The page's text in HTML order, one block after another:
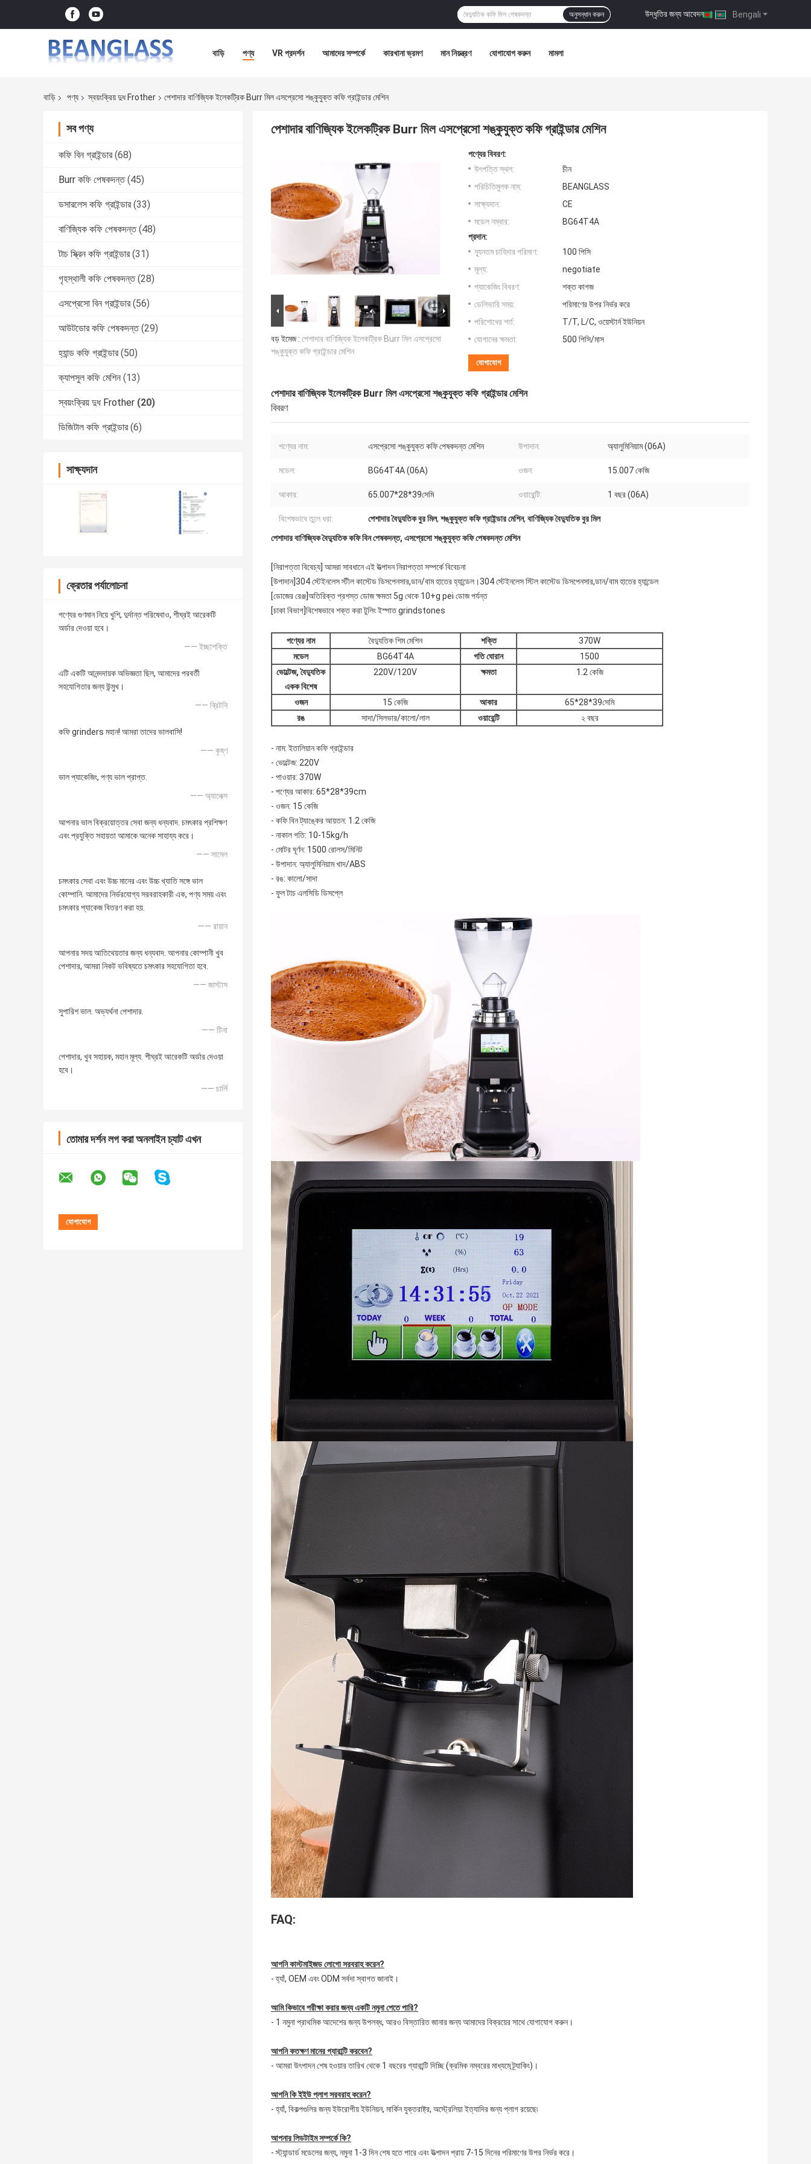
Bengali
উদ্ধৃতির জন্য আবেদন |
অনুসন্ধান করুন
বাড়ি পণ্য VR প্রদর্শন আমাদের সম্পর্কে কারখানা ভ্রমণ মান নিয়ন্ত্রণ যোগাযোগ করুন মামলা
বাড়ি পণ্য স্বয়ংক্রিয় দুধ Frother পেশাদার বাণিজ্যিক ইলেকট্রিক Burr মিল এসপ্রেসো শঙ্কুযুক্ত কফি গ্রাইন্ডার মেশিন
সব পণ্য
কফি বিন গ্রাইন্ডার (68)
Burr কফি পেষকদন্ত (45)
ডসারলেস কফি গ্রাইন্ডার (33)
বাণিজ্যিক কফি পেষকদন্ত (48)
টাচ স্ক্রিন কফি গ্রাইন্ডার (31)
গৃহস্থালী কফি পেষকদন্ত (28)
এসপ্রেসো বিন গ্রাইন্ডার (56)
আউটডোর কফি পেষকদন্ত (29)
হ্যান্ড কফি গ্রাইন্ডার (50)
ক্যাপসুল কফি মেশিন (13)
স্বয়ংক্রিয় দুধ Frother (20)
ডিজিটাল কফি গ্রাইন্ডার (6)
সাক্ষ্যদান
ক্রেতার পর্যালোচনা
পণ্যের গুণমান নিয়ে খুশি, দুর্দান্ত পরিষেবাও, শীঘ্রই আরেকটি
অর্ডার দেওয়া হবে।
—— ইচ্ছাশক্তি
এটি একটি আনন্দদায়ক অভিজ্ঞতা ছিল, আমাদের পরবর্তী
সহযোগিতার জন্য উন্মুখ।
—— ব্রিটনি
কফি grinders মহান! আমরা তাদের ভালবাসি!
—— কৃষ্ণ
ভাল প্যাকেজিং, পণ্য ভাল প্রাপ্ত.
—— অ্যালেক্স
আপনার ভাল বিক্রয়োত্তর সেবা জন্য ধন্যবাদ. চমৎকার প্রশিক্ষণ
এবং প্রযুক্তি সহায়তা আমাকে অনেক সাহায্য করে।
—— সামেল
চমৎকার সেবা এবং উচ্চ মানের এবং উচ্চ খ্যাতি সঙ্গে ভাল
কোম্পানি. আমাদের নির্ভরযোগ্য সরবরাহকারী এক, পণ্য সময় এবং
চমৎকার প্যাকেজ বিতরণ করা হয়.
—— রায়ান
আপনার সদয় আতিথেয়তার জন্য ধন্যবাদ. আপনার কোম্পানী খুব
পেশাদার, আমরা নিকট ভবিষ্যতে চমৎকার সহযোগিতা হবে.
—— জাস্টাস
সুপারিশ ভাল. অভ্যর্থনা পেশাদার.
—— টিনা
পেশাদার, খুব সহায়ক, মহান মূল্য. শীঘ্রই আরেকটি অর্ডার দেওয়া
হবে।
—— চার্লি
তোমার দর্শন লগ করা অনলাইন চ্যাট এখন
পেশাদার বাণিজ্যিক ইলেকট্রিক Burr মিল এসপ্রেসো শঙ্কুযুক্ত কফি গ্রাইন্ডার মেশিন
বড় ইমেজ : পেশাদার বাণিজ্যিক ইলেকট্রিক Burr মিল এসপ্রেসো
শঙ্কুযুক্ত কফি গ্রাইন্ডার মেশিন
পণ্যের বিবরণ:
উৎপত্তি স্থল:
চীন
পরিচিতিমুলক নাম:
BEANGLASS
সাক্ষ্যদান:
CE
মডেল নম্বার:
BG64T4A
প্রদান:
ন্যূনতম চাহিদার পরিমাণ:
100 পিসি
মূল্য:
negotiate
প্যাকেজিং বিবরণ:
শক্ত কাগজ
ডেলিভারি সময়:
পরিমাণের উপর নির্ভর করে
পরিশোধের শর্ত:
T/T, L/C, ওয়েস্টার্ন ইউনিয়ন
যোগানের ক্ষমতা:
500 পিসি/মাস
যোগাযোগ
পেশাদার বাণিজ্যিক ইলেকট্রিক Burr মিল এসপ্রেসো শঙ্কুযুক্ত কফি গ্রাইন্ডার মেশিন
বিবরণ
পণ্যের নাম: এসপ্রেসো শঙ্কুযুক্ত কফি পেষকদন্ত মেশিন উপাদান: অ্যালুমিনিয়াম (06A)
মডেল: BG64T4A (06A) ওজন: 15.007 কেজি
আকার: 65.007*28*39সেমি ওয়ারেন্টি: 1 বছর (06A)
বিশেষভাবে তুলে ধরা: পেশাদার বৈদ্যুতিক বুর মিল, শঙ্কুযুক্ত কফি গ্রাইন্ডার মেশিন, বাণিজ্যিক বৈদ্যুতিক বুর মিল
পেশাদার বাণিজ্যিক বৈদ্যুতিক কফি বিন পেষকদন্ত, এসপ্রেসো শঙ্কুযুক্ত কফি পেষকদন্ত মেশিন
[নিরাপত্তা বিবেচ্য] আমরা সাবধানে এই উত্পাদন নিরাপত্তা সম্পর্কে বিবেচনা
[উপাদান]304 স্টেইনলেস স্টীল কাস্টেড ডিসপেনসার,ডান/বাম হাতের হ্যান্ডেল।304 স্টেইনলেস স্টিল কাস্টেড ডিসপেনসার,ডান/বাম হাতের হ্যান্ডেল
[ডোজের রেঞ্জ]অতিরিক্ত প্রশস্ত ডোজ ক্ষমতা 5g থেকে 10+g pei ডোজ পর্যন্ত
[চাকা বিভাগ]বিশেষভাবে শক্ত করা টুলিং ইস্পাত grindstones
পণ্যের নাম বৈদ্যুতিক শিম মেশিন শক্তি
370W
মডেল
BG64T4A গতি ঘোরান
1500
ভোল্টেজ, বৈদ্যুতিক
একক বিশেষ
220V/120V ক্ষমতা 1.2 কেজি
ওজন 15 কেজি আকার
65*28*39সেমি
রঙ
সাদা/সিলভার/কালো/লাল ওয়ারেন্টি ২ বছর
- নাম: ইতালিয়ান কফি গ্রাইন্ডার
- ভোল্টেজ: 220V
- পাওয়ার: 370W
- পণ্যের আকার: 65*28*39cm
- ওজন: 15 কেজি
- কফি বিন ট্যাঙ্কের আয়তন: 1.2 কেজি
- নাকাল গতি: 10-15kg/h
- মোটর ঘূর্ণন: 1500 রোলস/মিনিট
- উপাদান: অ্যালুমিনিয়াম খাদ/ABS
- রঙ: কালো/সাদা
- ফুল টাচ এলসিডি ডিসপ্লে
FAQ:
আপনি কাস্টমাইজড লোগো সরবরাহ করেন?
- হ্যাঁ, OEM এবং ODM সর্বদা স্বাগত জানাই।
আমি কিভাবে পরীক্ষা করার জন্য একটি নমুনা পেতে পারি?
- 1 নমুনা প্রাথমিক আদেশের জন্য উপলব্ধ, আরও বিস্তারিত জানার জন্য আমাদের বিক্রয়ের সাথে যোগাযোগ করুন।
আপনি কতক্ষণ মানের গ্যারান্টি করবেন?
- আমরা উৎপাদন শেষ হওয়ার তারিখ থেকে 1 বছরের গ্যারান্টি দিচ্ছি (ক্রমিক নম্বরের মাধ্যমে ট্র্যাকিং)।
আপনি কি ইইউ প্লাগ সরবরাহ করেন?
- হ্যাঁ, বিকল্পগুলির জন্য ইউরোপীয় ইউনিয়ন, মার্কিন যুক্তরাষ্ট্র, অস্ট্রেলিয়া ইত্যাদির জন্য প্লাগ রয়েছে৷
আপনার লিডটাইম সম্পর্কে কি?
- স্ট্যান্ডার্ড মডেলের জন্য, নমুনা 1-3 দিন শেষ হতে পারে এবং উত্পাদন প্রায় 7-15 দিনের পরিমাণের উপর নির্ভর করে।